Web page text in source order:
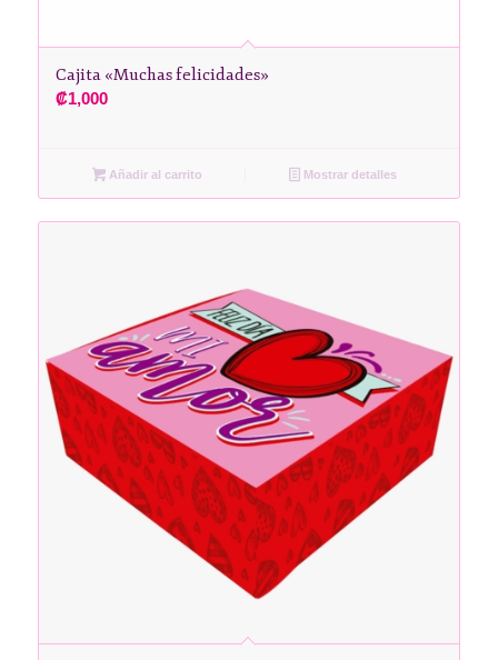
Cajita «Muchas felicidades»
₡1,000
Añadir al carrito Mostrar detalles